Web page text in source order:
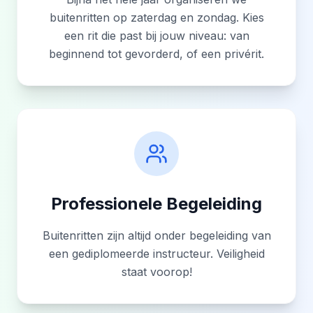
info@manegeduiksehoef.nl
Stuur een e-mail
buitenritten op zaterdag en zondag. Kies
een rit die past bij jouw niveau: van
beginnend tot gevorderd, of een privérit.
Professionele Begeleiding
Buitenritten zijn altijd onder begeleiding van
een gediplomeerde instructeur. Veiligheid
staat voorop!